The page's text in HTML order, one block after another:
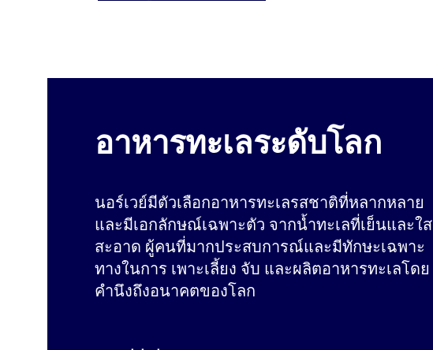
อาหารทะเลระดับโลก
นอร์เวย์มีตัวเลือกอาหารทะเลรสชาติที่หลากหลาย
และมีเอกลักษณ์เฉพาะตัว จากน้ำทะเลที่เย็นและใส
สะอาด ผู้คนที่มากประสบการณ์และมีทักษะเฉพาะ
ทางในการ เพาะเลี้ยง จับ และผลิตอาหารทะเลโดย
คำนึงถึงอนาคตของโลก